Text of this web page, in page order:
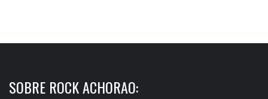
SOBRE ROCK ACHORAO: